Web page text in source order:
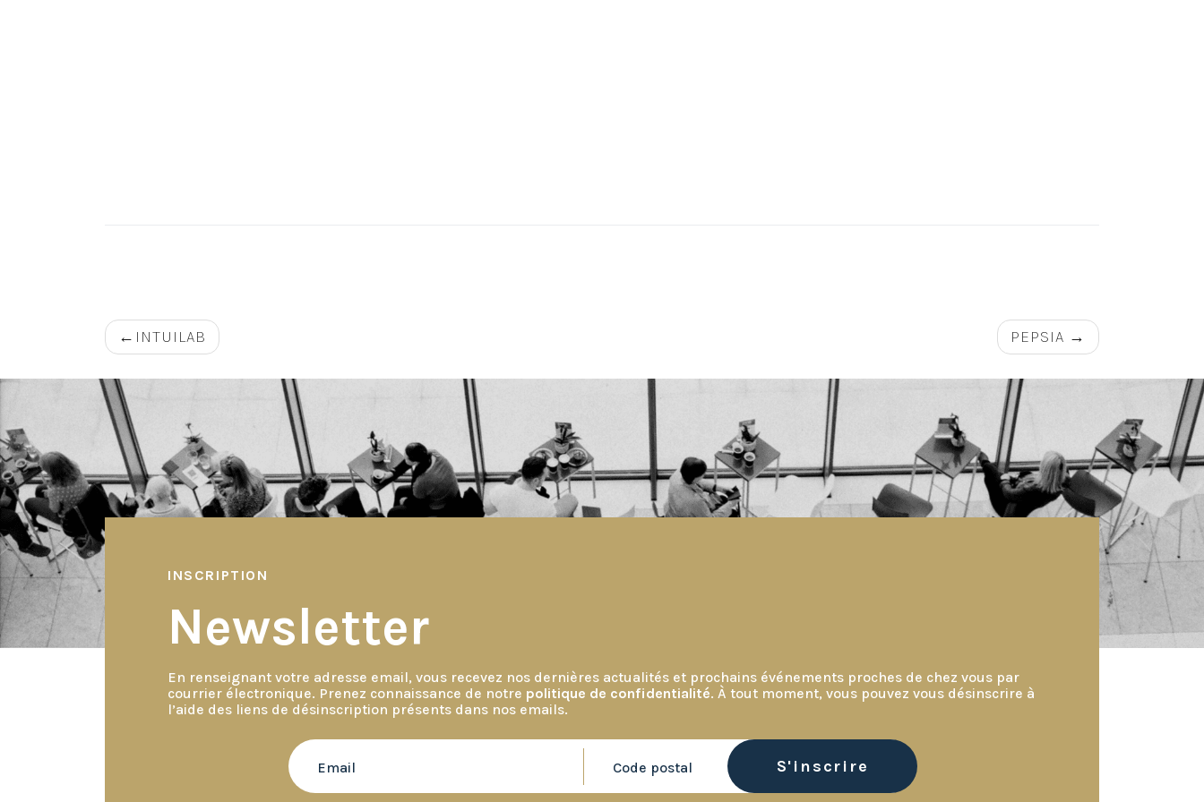
Navigation
de
l’article
INTUILAB PEPSIA
INSCRIPTION
Newsletter
En renseignant votre adresse email, vous recevez nos dernières actualités et prochains événements proches de chez vous par
courrier électronique. Prenez connaissance de notre politique de confidentialité. À tout moment, vous pouvez vous désinscrire à
l’aide des liens de désinscription présents dans nos emails.